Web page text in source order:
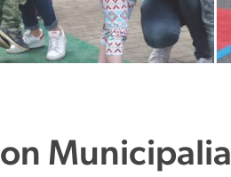
Municipalia